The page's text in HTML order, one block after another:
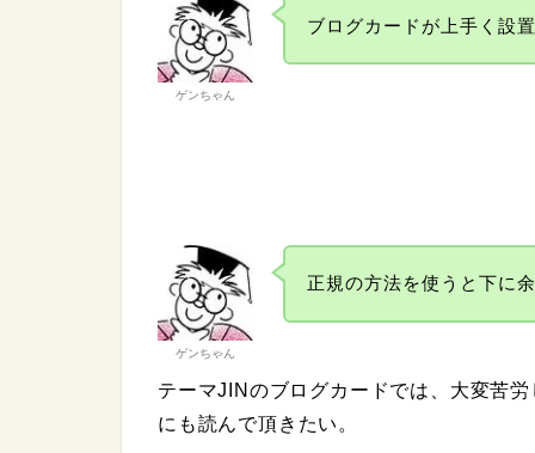
ゲンちゃん
ブログカードが上手く設
ゲンちゃん
正規の方法を使うと下に
テーマJINのブログカードでは、大変苦
にも読んで頂きたい。